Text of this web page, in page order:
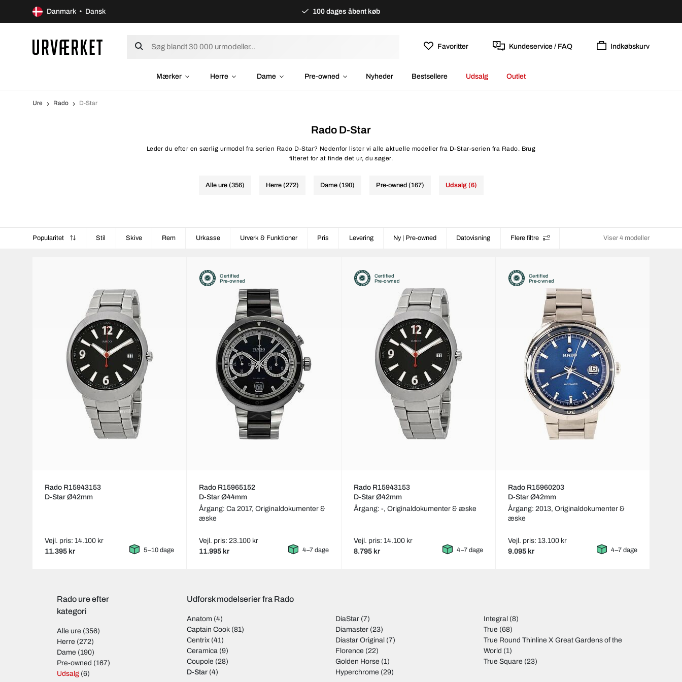
Danmark • Dansk 100 dages åbent køb
Favoritter Kundeservice / FAQ Indkøbskurv
Mærker Herre Dame Pre-owned Nyheder Bestsellere Udsalg Outlet
Ure Rado D-Star
Rado D-Star
Leder du efter en særlig urmodel fra serien Rado D-Star? Nedenfor lister vi alle aktuelle modeller fra D-Star-serien fra Rado. Brug
filteret for at finde det ur, du søger.
Alle ure (356) Herre (272) Dame (190) Pre-owned (167) Udsalg (6)
Popularitet Stil Skive Rem Urkasse Urverk & Funktioner Pris Levering Ny | Pre-owned Datovisning Flere filtre Viser 4 modeller
Rado R15943153
D-Star Ø42mm
Vejl. pris: 14.100 kr
11.395 kr 5–10 dage
Certified
Pre-owned
Rado R15965152
D-Star Ø44mm
Årgang: Ca 2017,Originaldokumenter &
æske
Vejl. pris: 23.100 kr
11.995 kr 4–7 dage
Certified
Pre-owned
Rado R15943153
D-Star Ø42mm
Årgang: -, Originaldokumenter & æske
Vejl. pris: 14.100 kr
8.795 kr 4–7 dage
Certified
Pre-owned
Rado R15960203
D-Star Ø42mm
Årgang: 2013, Originaldokumenter &
æske
Vejl. pris: 13.100 kr
9.095 kr 4–7 dage
Rado ure efter
kategori
Alle ure (356)
Herre (272)
Dame (190)
Pre-owned (167)
Udsalg (6)
Udforsk modelserier fra Rado
Anatom (4)
Captain Cook (81)
Centrix (41)
Ceramica (9)
Coupole (28)
D-Star (4)
DiaStar(7)
Diamaster(23)
Diastar Original (7)
Florence (22)
Golden Horse (1)
Hyperchrome (29)
Integral (8)
True (68)
True Round Thinline X Great Gardens of the
World (1)
True Square (23)